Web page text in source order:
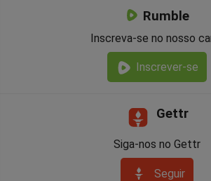
Rumble
Inscreva-se no nosso
Inscrever-se
Gettr
Siga-nos no Gettr
Seguir